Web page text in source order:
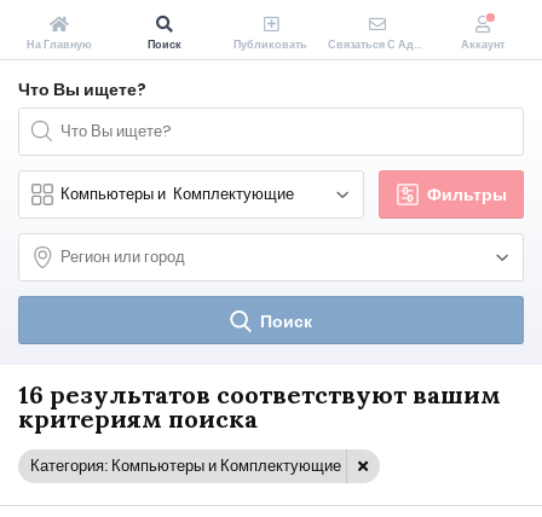
Что Вы ищете?
Фильтры
Поиск
16 результатов соответствуют вашим
критериям поиска
Категория: Компьютеры и Комплектующие
На Главную Поиск Публиковать Связаться С Администрацией Zakopeiki.by Аккаунт